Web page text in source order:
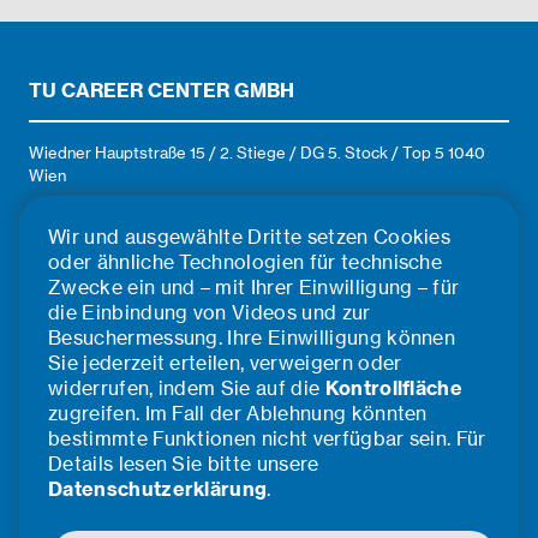
Nationen – ein diverses Team,
das mit seinen
unterschiedlichen Fähigkeiten,
Talenten und Persönlichkeiten
morgen gestaltet.
Niederlassungen bestehen
die Netzwerke und
Beziehungen in ihrem eigenen
Umfeld aufbauen und
gleichzeitig die gesamte
Gruppe stärken. Auf diese
Know-how mit globalen Best
Practices, um unseren Kunden
eine umfassende
Dienstleistung anbieten zu
können. Unsere
Kompetenzbereiche sind:
Infrastruktur, Städtebau,
Energie & Industrie.
TU CAREER CENTER GMBH
Wiedner Hauptstraße 15 / 2. Stiege / DG 5. Stock / Top 5 1040
Wien
E-Mail: office@tucareer.com
ÜBER UNS
Team
Impressum
Kooperationspartner*innen
Cookie Einstellungen
©2026 TU Career Center GmbH
Wir und ausgewählte Dritte setzen Cookies
oder ähnliche Technologien für technische
Zwecke ein und – mit Ihrer Einwilligung – für
die Einbindung von Videos und zur
Besuchermessung. Ihre Einwilligung können
Sie jederzeit erteilen, verweigern oder
widerrufen, indem Sie auf die Kontrollfläche
zugreifen. Im Fall der Ablehnung könnten
bestimmte Funktionen nicht verfügbar sein. Für
Details lesen Sie bitte unsere
Datenschutzerklärung.